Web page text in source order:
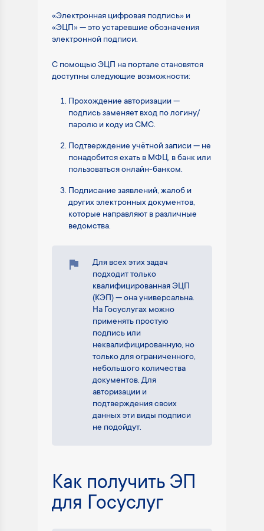
«Электронная цифровая подпись» и
«ЭЦП» — это устаревшие обозначения
электронной подписи.
С помощью ЭЦП на портале становятся
доступны следующие возможности:
Прохождение авторизации —
подпись заменяет вход по логину/
паролю и коду из СМС.
Подтверждение учётной записи — не
понадобится ехать в МФЦ, в банк или
пользоваться онлайн-банком.
Подписание заявлений, жалоб и
других электронных документов,
которые направляют в различные
ведомства.
Для всех этих задач
подходит только
квалифицированная ЭЦП
(КЭП) — она универсальна.
На Госуслугах можно
применять простую
подпись или
неквалифицированную, но
только для ограниченного,
небольшого количества
документов. Для
авторизации и
подтверждения своих
данных эти виды подписи
не подойдут.
Как получить ЭП
для Госуслуг